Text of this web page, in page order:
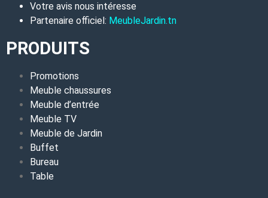
Votre avis nous intéresse
Partenaire officiel: MeubleJardin.tn
PRODUITS
Promotions
Meuble chaussures
Meuble d’entrée
Meuble TV
Meuble de Jardin
Buffet
Bureau
Table